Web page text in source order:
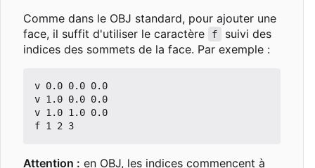
Comme dans le OBJ standard, pour ajouter une
face, il suffit d'utiliser le caractère
f
suivi des
indices des sommets de la face. Par exemple :
v 0.0 0.0 0.0
v 1.0 0.0 0.0
v 1.0 1.0 0.0
Attention : en OBJ, les indices commencent à